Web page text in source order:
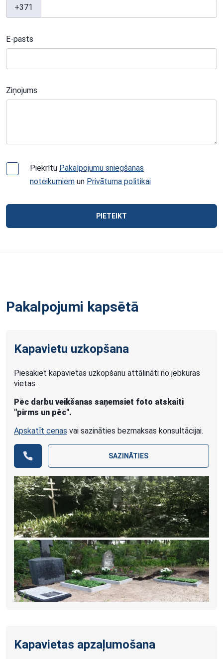
+371
E-pasts
Ziņojums
Piekrītu Pakalpojumu sniegšanas
noteikumiem un Privātuma politikai
PIETEIKT
Pakalpojumi kapsētā
Kapavietu uzkopšana
Piesakiet kapavietas uzkopšanu attālināti no jebkuras
vietas.
Pēc darbu veikšanas saņemsiet foto atskaiti
"pirms un pēc".
Apskatīt cenas vai sazināties bezmaksas konsultācijai.
SAZINĀTIES
Kapavietas apzaļumošana